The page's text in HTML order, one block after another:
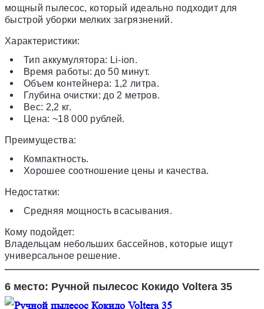
мощный пылесос, который идеально подходит для
быстрой уборки мелких загрязнений.
Характеристики:
Тип аккумулятора: Li-ion.
Время работы: до 50 минут.
Объем контейнера: 1,2 литра.
Глубина очистки: до 2 метров.
Вес: 2,2 кг.
Цена: ~18 000 рублей.
Преимущества:
Компактность.
Хорошее соотношение цены и качества.
Недостатки:
Средняя мощность всасывания.
Кому подойдет:
Владельцам небольших бассейнов, которые ищут
универсальное решение.
6 место: Ручной пылесос Кокидо Voltera 35